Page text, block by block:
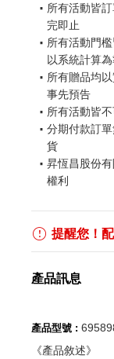
所有活動皆
完即止
所有活動門
以系統計算
所有贈品均
事先預告
所有活動皆
分期付款訂
貨
昇恆昌股份
權利
提醒您！
產品訊息
產品型號 :
《產品敘述》